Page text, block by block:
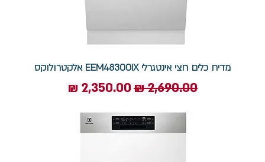
מדיח כלים חצי אינטגרלי EEM48300IX אלקטרולוקס
מחיר רגיל מחיר מבצע